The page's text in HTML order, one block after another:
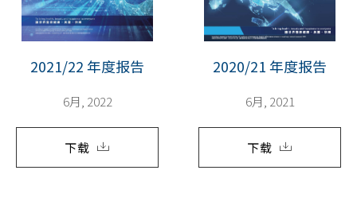
2021/22 年度报告
6月, 2022
下载
2020/21 年度报告
6月, 2021
下载